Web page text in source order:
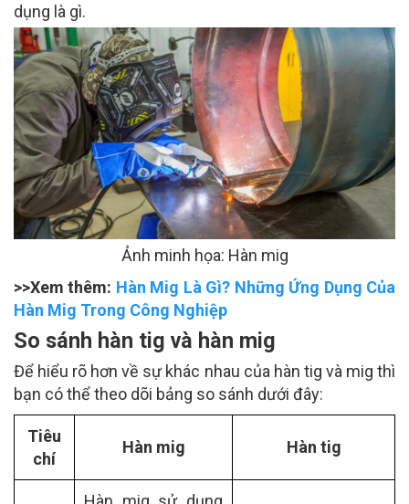
dụng là gì.
Ảnh minh họa: Hàn mig
>>Xem thêm: Hàn Mig Là Gì? Những Ứng Dụng Của
Hàn Mig Trong Công Nghiệp
So sánh hàn tig và hàn mig
Để hiểu rõ hơn về sự khác nhau của hàn tig và mig thì
bạn có thể theo dõi bảng so sánh dưới đây:
Tiêu
chí
Hàn mig Hàn tig